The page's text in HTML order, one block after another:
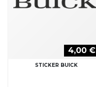
4,00 €
STICKER BUICK